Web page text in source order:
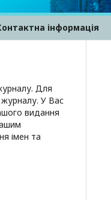
інформація
Для
У Вас
видання
імен та